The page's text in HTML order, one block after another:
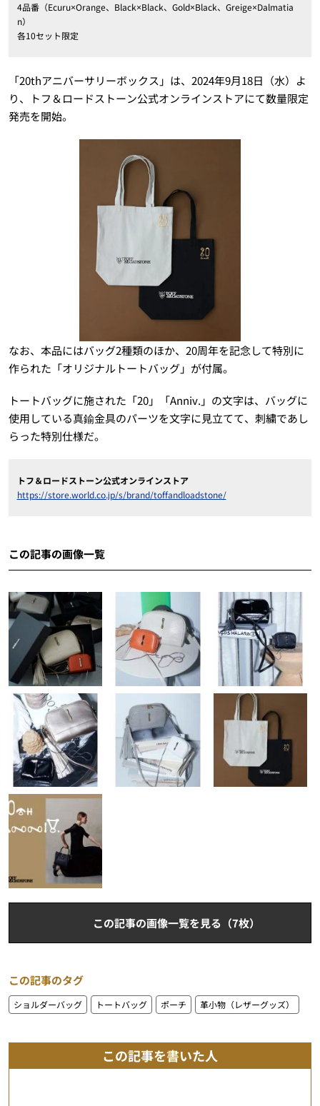
4品番（Ecuru×Orange、Black×Black、Gold×Black、Greige×Dalmatia
n）
各10セット限定
「20thアニバーサリーボックス」は、2024年9月18日（水）よ
り、トフ＆ロードストーン公式オンラインストアにて数量限定
発売を開始。
なお、本品にはバッグ2種類のほか、20周年を記念して特別に
作られた「オリジナルトートバッグ」が付属。
トートバッグに施された「20」「Anniv.」の文字は、バッグに
使用している真鍮金具のパーツを文字に見立てて、刺繍であし
らった特別仕様だ。
トフ＆ロードストーン公式オンラインストア
https://store.world.co.jp/s/brand/toffandloadstone/
この記事の画像一覧
この記事の画像一覧を見る（7枚）
この記事のタグ
ショルダーバッグ トートバッグ ポーチ 革小物（レザーグッズ）
この記事を書いた人